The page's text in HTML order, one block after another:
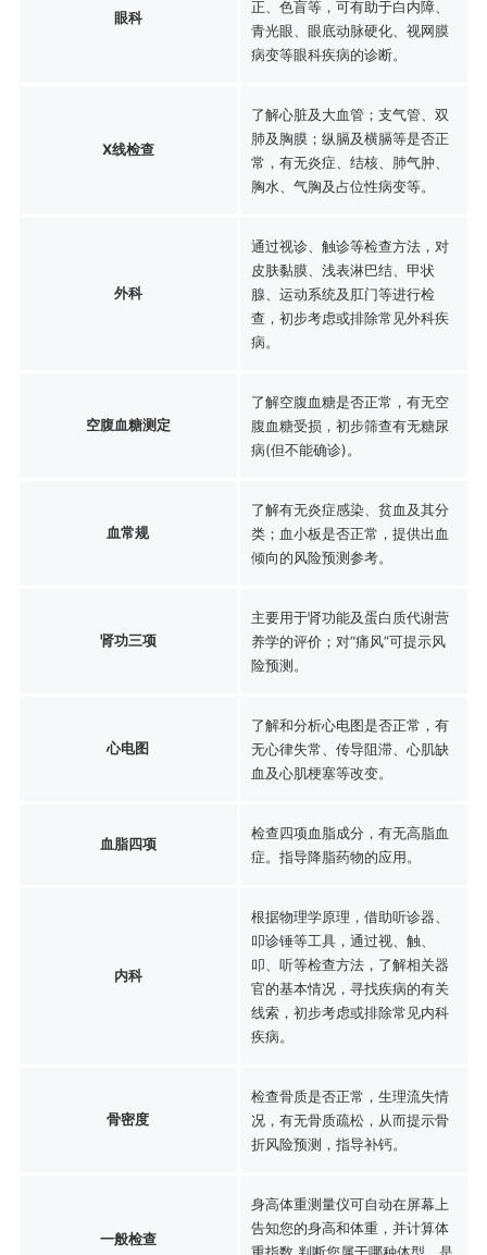
眼科
正、色盲等，可有助于白内障、
青光眼、眼底动脉硬化、视网膜
病变等眼科疾病的诊断。
X线检查
了解心脏及大血管；支气管、双
肺及胸膜；纵膈及横膈等是否正
常，有无炎症、结核、肺气肿、
胸水、气胸及占位性病变等。
外科
通过视诊、触诊等检查方法，对
皮肤黏膜、浅表淋巴结、甲状
腺、运动系统及肛门等进行检
查，初步考虑或排除常见外科疾
病。
空腹血糖测定
了解空腹血糖是否正常，有无空
腹血糖受损，初步筛查有无糖尿
病(但不能确诊)。
血常规
了解有无炎症感染、贫血及其分
类；血小板是否正常，提供出血
倾向的风险预测参考。
肾功三项
主要用于肾功能及蛋白质代谢营
养学的评价；对“痛风”可提示风
险预测。
心电图
了解和分析心电图是否正常，有
无心律失常、传导阻滞、心肌缺
血及心肌梗塞等改变。
血脂四项
检查四项血脂成分，有无高脂血
症。指导降脂药物的应用。
内科
根据物理学原理，借助听诊器、
叩诊锤等工具，通过视、触、
叩、听等检查方法，了解相关器
官的基本情况，寻找疾病的有关
线索，初步考虑或排除常见内科
疾病。
骨密度
检查骨质是否正常，生理流失情
况，有无骨质疏松，从而提示骨
折风险预测，指导补钙。
一般检查
身高体重测量仪可自动在屏幕上
告知您的身高和体重，并计算体
重指数,判断您属于哪种体型，是